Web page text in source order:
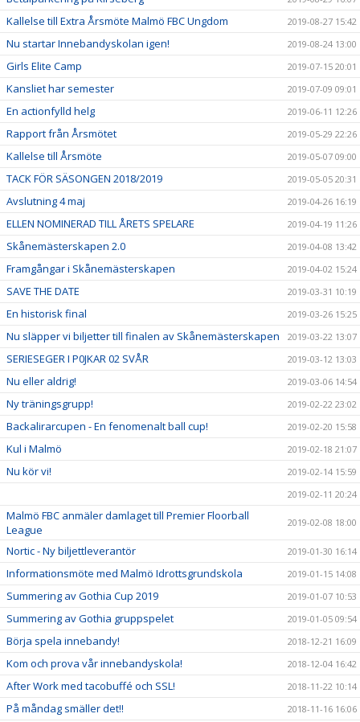
Kallelse till Extra Årsmöte Malmö FBC Ungdom 2019-08-27 15:42
Nu startar Innebandyskolan igen! 2019-08-24 13:00
Girls Elite Camp 2019-07-15 20:01
Kansliet har semester 2019-07-09 09:01
En actionfylld helg 2019-06-11 12:26
Rapport från Årsmötet 2019-05-29 22:26
Kallelse till Årsmöte 2019-05-07 09:00
TACK FÖR SÄSONGEN 2018/2019 2019-05-05 20:31
Avslutning 4 maj 2019-04-26 16:19
ELLEN NOMINERAD TILL ÅRETS SPELARE 2019-04-19 11:26
Skånemästerskapen 2.0 2019-04-08 13:42
Framgångar i Skånemästerskapen 2019-04-02 15:24
SAVE THE DATE 2019-03-31 10:19
En historisk final 2019-03-26 15:25
Nu släpper vi biljetter till finalen av Skånemästerskapen 2019-03-22 13:07
SERIESEGER I P0JKAR 02 SVÅR 2019-03-12 13:03
Nu eller aldrig! 2019-03-06 14:54
Ny träningsgrupp! 2019-02-22 23:02
Backalirarcupen - En fenomenalt ball cup! 2019-02-20 15:58
Kul i Malmö 2019-02-18 21:07
Nu kör vi!
2019-02-14 15:59
2019-02-11 20:24
Malmö FBC anmäler damlaget till Premier Floorball
League
2019-02-08 18:00
Nortic - Ny biljettleverantör 2019-01-30 16:14
Informationsmöte med Malmö Idrottsgrundskola 2019-01-15 14:08
Summering av Gothia Cup 2019 2019-01-07 10:53
Summering av Gothia gruppspelet 2019-01-05 09:54
Börja spela innebandy! 2018-12-21 16:09
Kom och prova vår innebandyskola! 2018-12-04 16:42
After Work med tacobuffé och SSL! 2018-11-22 10:14
På måndag smäller det!! 2018-11-16 16:06